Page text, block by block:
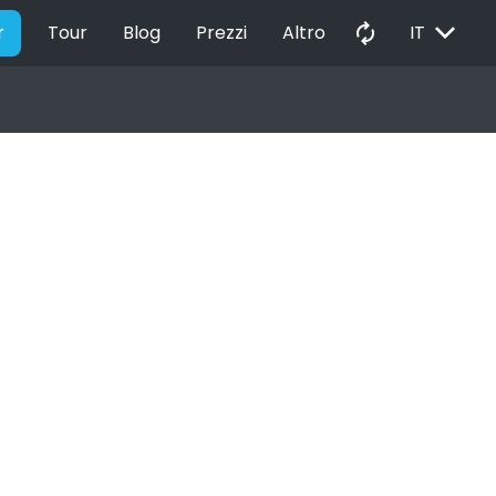
Tour Blog Prezzi Altro autorenew IT EXPAND_MORE